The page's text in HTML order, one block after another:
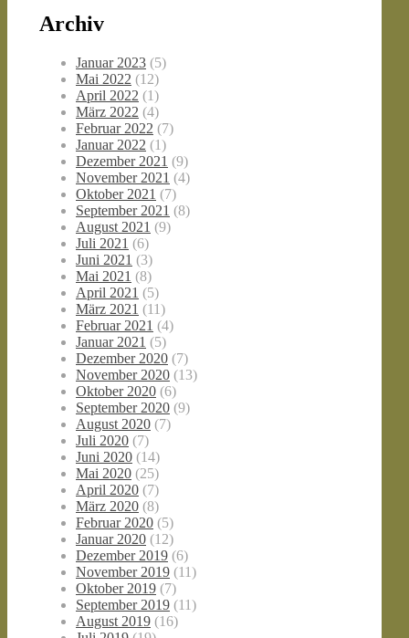
Archiv
Januar 2023 (5)
Mai 2022 (12)
April 2022 (1)
März 2022 (4)
Februar 2022 (7)
Januar 2022 (1)
Dezember 2021 (9)
November 2021 (4)
Oktober 2021 (7)
September 2021 (8)
August 2021 (9)
Juli 2021 (6)
Juni 2021 (3)
Mai 2021 (8)
April 2021 (5)
März 2021 (11)
Februar 2021 (4)
Januar 2021 (5)
Dezember 2020 (7)
November 2020 (13)
Oktober 2020 (6)
September 2020 (9)
August 2020 (7)
Juli 2020 (7)
Juni 2020 (14)
Mai 2020 (25)
April 2020 (7)
März 2020 (8)
Februar 2020 (5)
Januar 2020 (12)
Dezember 2019 (6)
November 2019 (11)
Oktober 2019 (7)
September 2019 (11)
August 2019 (16)